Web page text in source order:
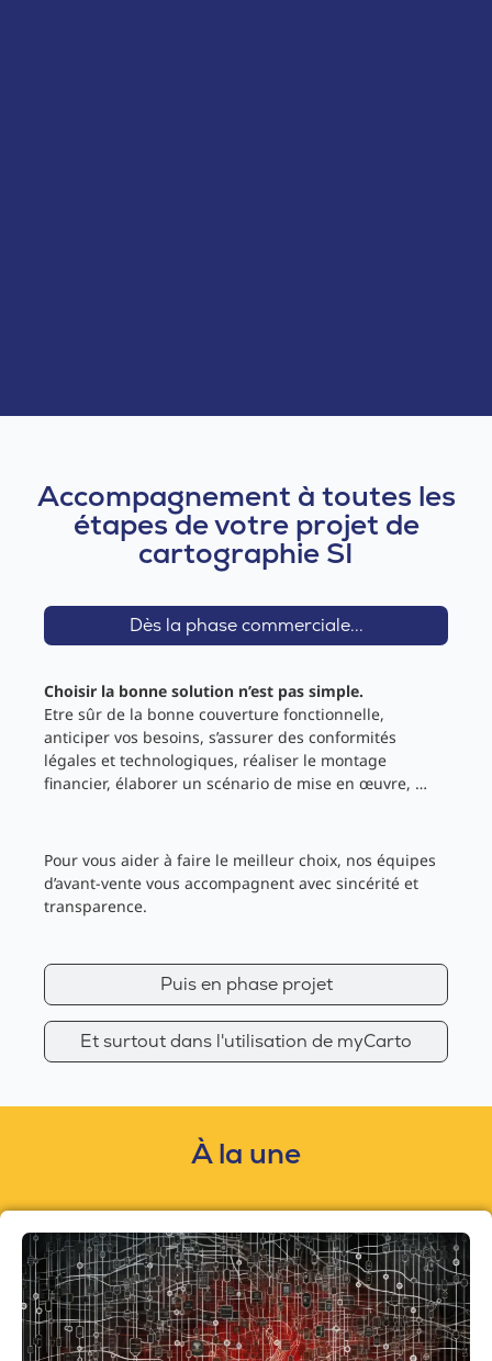
Accompagnement à toutes les
étapes de votre projet de
cartographie SI
Dès la phase commerciale...
Puis en phase projet
Et surtout dans l'utilisation de myCarto
Choisir la bonne solution n’est pas simple.
Etre sûr de la bonne couverture fonctionnelle,
anticiper vos besoins, s’assurer des conformités
légales et technologiques, réaliser le montage
financier, élaborer un scénario de mise en œuvre, …
Pour vous aider à faire le meilleur choix, nos équipes
d’avant-vente vous accompagnent avec sincérité et
transparence.
À la une